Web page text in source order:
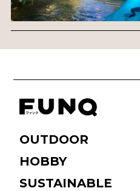
OUTDOOR
HOBBY
SUSTAINABLE